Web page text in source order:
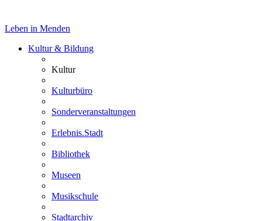
Leben in Menden
Kultur & Bildung
Kultur
Kulturbüro
Sonderveranstaltungen
Erlebnis.Stadt
Bibliothek
Museen
Musikschule
Stadtarchiv